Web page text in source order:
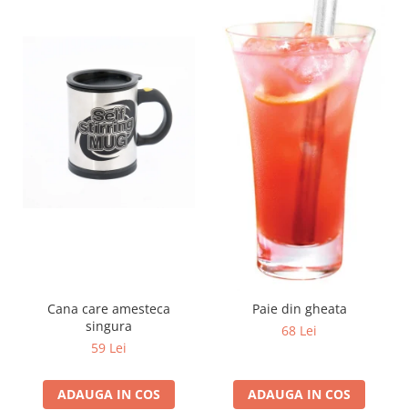
Cana care amesteca
singura
59 Lei
ADAUGA IN COS
Paie din gheata
68 Lei
ADAUGA IN COS